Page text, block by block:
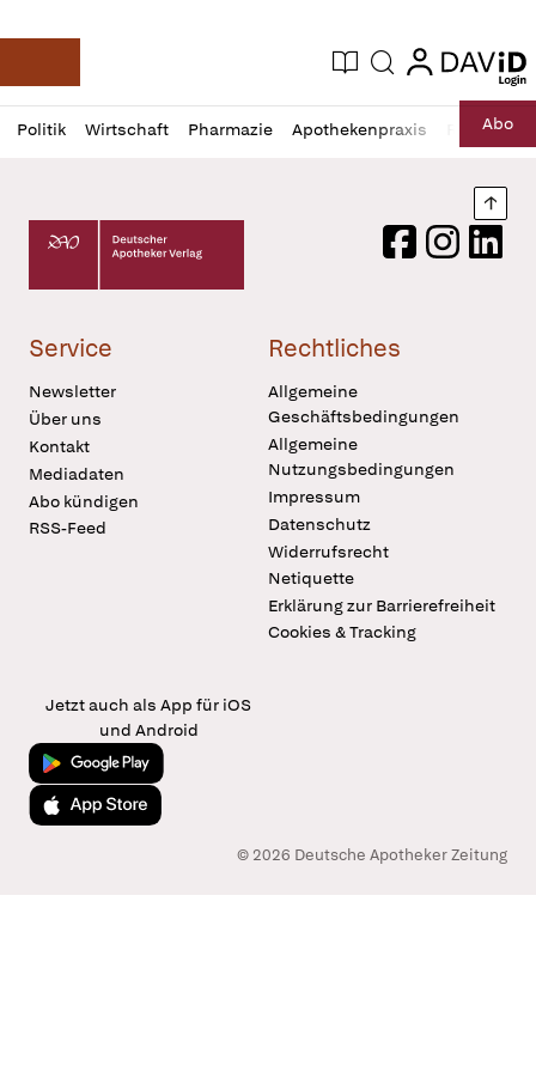
Deutsche Apotheker Zeitung
Aktuelle Ausgabe
Suche login
login
Politik Wirtschaft Pharmazie Apothekenpraxis RechtAbo
Profil
öffnen
Daz
Pur
Deutscher Apotheker Verlag Logo
FacebookInstagram
Service
Newsletter
Über uns
Kontakt
Mediadaten
Abo kündigen
RSS-Feed
Rechtliches
Allgemeine
Geschäftsbedingungen
Allgemeine
Nutzungsbedingungen
Impressum
Datenschutz
Widerrufsrecht
Netiquette
Erklärung zur Barrierefreiheit
Cookies & Tracking
Jetzt auch als App für iOS
und Android
Jetzt bei Google Play
Laden im App Store
© 2026 Deutsche Apotheker Zeitung